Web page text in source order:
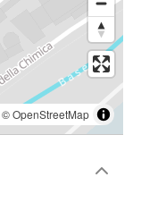
©OpenStreetMap